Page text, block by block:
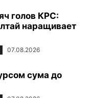
голов КРС:
наращивает
07.08.2026
сума до